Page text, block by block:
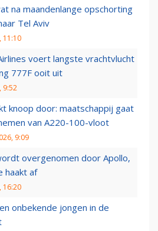
na maandenlange opschorting
Tel Aviv
11:10
voert langste vrachtvlucht
777F ooit uit
9:52
knoop door: maatschappij gaat
van A220-100-vloot
9:09
overgenomen door Apollo,
haakt af
16:20
onbekende jongen in de